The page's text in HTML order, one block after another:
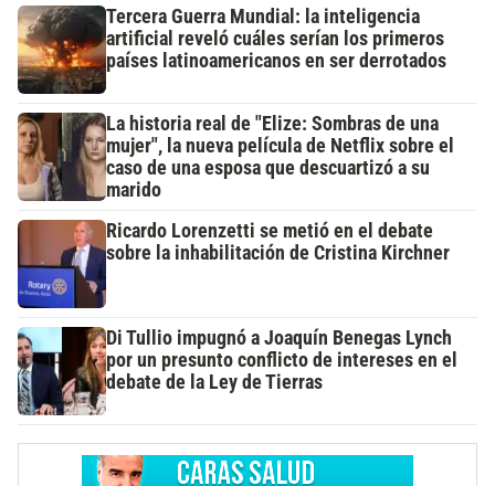
Tercera Guerra Mundial: la inteligencia
artificial reveló cuáles serían los primeros
países latinoamericanos en ser derrotados
La historia real de "Elize: Sombras de una
mujer", la nueva película de Netflix sobre el
caso de una esposa que descuartizó a su
marido
Ricardo Lorenzetti se metió en el debate
sobre la inhabilitación de Cristina Kirchner
Di Tullio impugnó a Joaquín Benegas Lynch
por un presunto conflicto de intereses en el
debate de la Ley de Tierras